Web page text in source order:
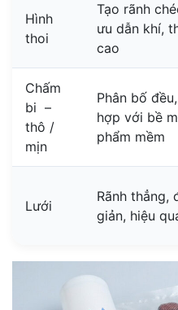
Hình
thoi
Tạo rãnh
ưu dẫn khí,
cao
Chấm
bi –
thô /
mịn
Phân bố
hợp với bề
phẩm mềm
Lưới
Rãnh thẳng,
giản, hiệu